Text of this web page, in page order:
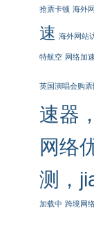
抢票卡顿 海外
速 海外网站
特航空 网络加速
英国演唱会购票
速器
网络
测，
加载中 跨境网